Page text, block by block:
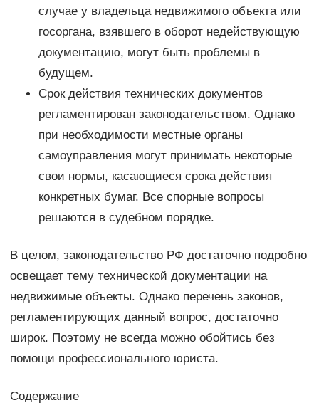
случае у владельца недвижимого объекта или
госоргана, взявшего в оборот недействующую
документацию, могут быть проблемы в
будущем.
Срок действия технических документов
регламентирован законодательством. Однако
при необходимости местные органы
самоуправления могут принимать некоторые
свои нормы, касающиеся срока действия
конкретных бумаг. Все спорные вопросы
решаются в судебном порядке.
В целом, законодательство РФ достаточно подробно
освещает тему технической документации на
недвижимые объекты. Однако перечень законов,
регламентирующих данный вопрос, достаточно
широк. Поэтому не всегда можно обойтись без
помощи профессионального юриста.
Содержание